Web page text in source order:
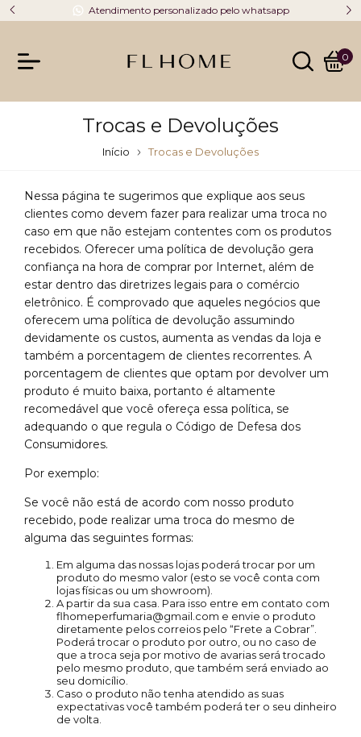
Atendimento personalizado pelo whatsapp
0
Trocas e Devoluções
Início Trocas e Devoluções
Nessa página te sugerimos que explique aos seus
clientes como devem fazer para realizar uma troca no
caso em que não estejam contentes com os produtos
recebidos. Oferecer uma política de devolução gera
confiança na hora de comprar por Internet, além de
estar dentro das diretrizes legais para o comércio
eletrônico. É comprovado que aqueles negócios que
oferecem uma política de devolução assumindo
devidamente os custos, aumenta as vendas da loja e
também a porcentagem de clientes recorrentes. A
porcentagem de clientes que optam por devolver um
produto é muito baixa, portanto é altamente
recomedável que você ofereça essa política, se
adequando o que regula o Código de Defesa dos
Consumidores.
Por exemplo:
Se você não está de acordo com nosso produto
recebido, pode realizar uma troca do mesmo de
alguma das seguintes formas:
Em alguma das nossas lojas poderá trocar por um
produto do mesmo valor (esto se você conta com
lojas físicas ou um showroom).
A partir da sua casa. Para isso entre em contato com
flhomeperfumaria@gmail.com e envie o produto
diretamente pelos correios pelo “Frete a Cobrar”.
Poderá trocar o produto por outro, ou no caso de
que a troca seja por motivo de avarias será trocado
pelo mesmo produto, que também será enviado ao
seu domicílio.
Caso o produto não tenha atendido as suas
expectativas você também poderá ter o seu dinheiro
de volta.